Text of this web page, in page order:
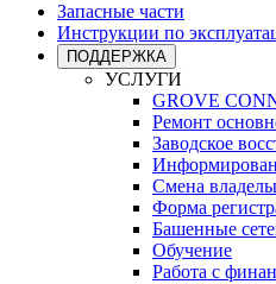
Запасные части
Инструкции по
ПОДДЕРЖКА
УСЛУГИ
GROVE
Ремонт
Заводское
Смена
Форма
Башенные
Обучение
Работа с